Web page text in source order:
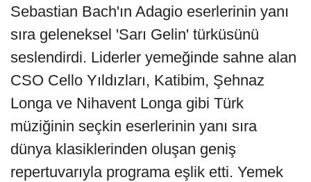
Sebastian Bach'ın Adagio eserlerinin yanı
sıra geleneksel 'Sarı Gelin' türküsünü
seslendirdi. Liderler yemeğinde sahne alan
CSO Cello Yıldızları, Katibim, Şehnaz
Longa ve Nihavent Longa gibi Türk
müziğinin seçkin eserlerinin yanı sıra
dünya klasiklerinden oluşan geniş
repertuvarıyla programa eşlik etti. Yemek